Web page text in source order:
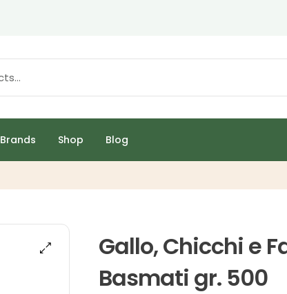
Brands Shop Blog
Gallo, Chicchi e
Basmati gr. 500